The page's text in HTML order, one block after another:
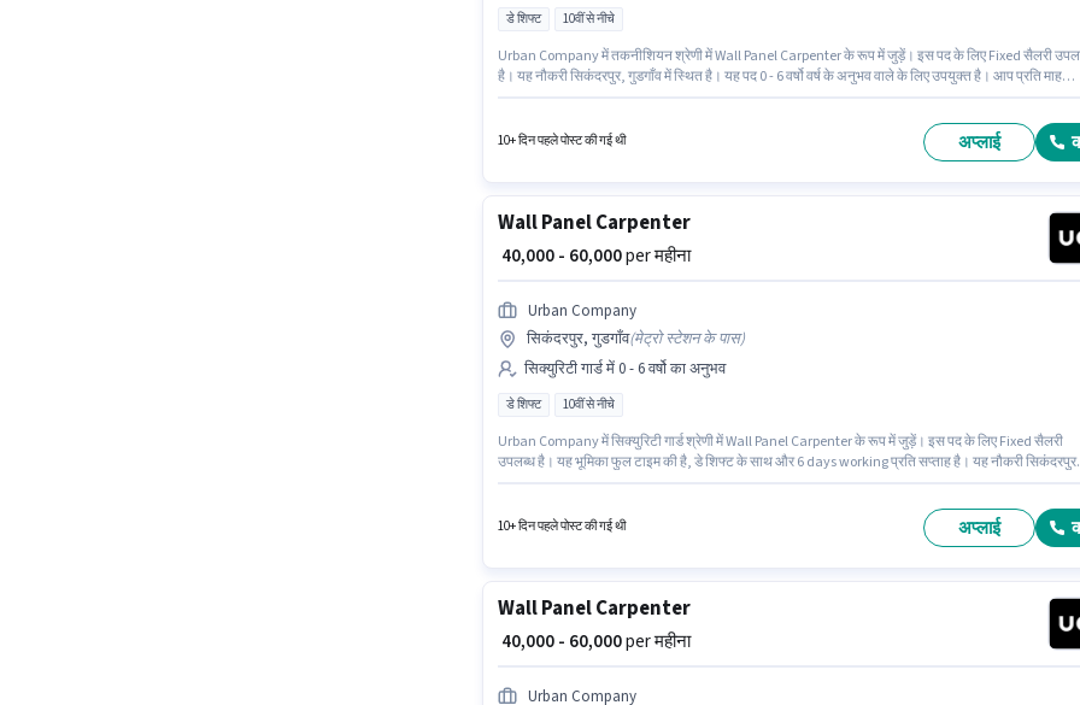
डे शिफ्ट 10वीं से नीचे
Urban Company में तकनीशियन श्रेणी में Wall Panel Carpenter के रूप में जुड़ें। इस पद के लिए Fixed सैलरी
है। यह नौकरी सिकंदरपुर, गुडगाँव में स्थित है। यह पद 0 - 6 वर्षो वर्ष के अनुभव वाले के लिए उपयुक्त है। आप प्रति माह
10+ दिन पहले पोस्ट की गई थी अप्लाई
Wall Panel Carpenter
₹ 40,000 - 60,000per महीना
Urban Company
सिकंदरपुर, गुडगाँव(मेट्रो स्टेशन के पास)
सिक्युरिटी गार्ड में 0 - 6 वर्षो का अनुभव
डे शिफ्ट 10वीं से नीचे
Urban Company में सिक्युरिटी गार्ड श्रेणी में Wall Panel Carpenter के रूप में जुड़ें। इस पद के लिए Fixed सैलरी
उपलब्ध है। यह भूमिका फुल टाइम की है, डे शिफ्ट के साथ और 6 days working प्रति सप्ताह है। यह नौकरी सिकंदरपुर,
10+ दिन पहले पोस्ट की गई थी अप्लाई
Wall Panel Carpenter
₹ 40,000 - 60,000per महीना
Urban Company